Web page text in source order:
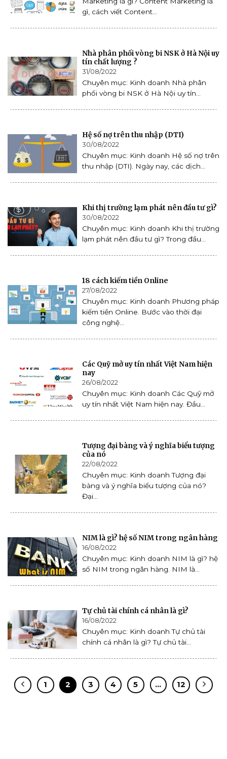
gì, cách viết Content...
Nhà phân phối vòng bi NSK ở Hà Nội uy
tín chất lượng ?
31/08/2022
Chuyên mục: Kinh doanh Nhà phân
phối vòng bi NSK ở Hà Nội uy tín...
Hệ số nợ trên thu nhập (DTI)
30/08/2022
Chuyên mục: Kinh doanh Hệ số nợ trên
thu nhập (DTI). Ngày nay, các dịch...
Khi thị trường lạm phát nên đầu tư gì?
30/08/2022
Chuyên mục: Kinh doanh Khi thị trường
lạm phát nên đầu tư gì? Trong đầu...
18 cách kiếm tiền Online
27/08/2022
Chuyên mục: Kinh doanh Phương pháp
kiếm tiền Online. Bước vào thời đại
công nghệ...
Các Quỹ mở uy tín nhất Việt Nam hiện
nay
26/08/2022
Chuyên mục: Kinh doanh Các Quỹ mở
uy tín nhất Việt Nam hiện nay. Đầu...
Tượng đại bàng và ý nghĩa biểu tượng
của nó
22/08/2022
Chuyên mục: Kinh doanh Tượng đại
bàng và ý nghĩa biểu tượng của nó?
Đại...
NIM là gì? hệ số NIM trong ngân hàng
16/08/2022
Chuyên mục: Kinh doanh NIM là gì? hệ
số NIM trong ngân hàng. NIM là...
Tự chủ tài chính cá nhân là gì?
16/08/2022
Chuyên mục: Kinh doanh Tự chủ tài
chính cá nhân là gì? Tự chủ tài...
1 2 3 4 5 … 12